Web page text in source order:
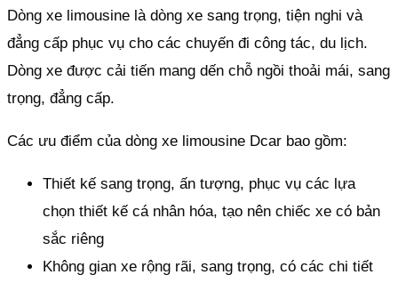
Dòng xe limousine là dòng xe sang trọng, tiện nghi và
đẳng cấp phục vụ cho các chuyến đi công tác, du lịch.
Dòng xe được cải tiến mang dến chỗ ngồi thoải mái, sang
trọng, đẳng cấp.
Các ưu điểm của dòng xe limousine Dcar bao gồm:
Thiết kế sang trọng, ấn tượng, phục vụ các lựa
chọn thiết kế cá nhân hóa, tạo nên chiếc xe có bản
sắc riêng
Không gian xe rộng rãi, sang trọng, có các chi tiết